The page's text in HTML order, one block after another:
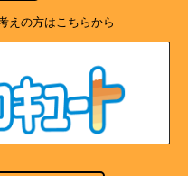
えの方はこちらから